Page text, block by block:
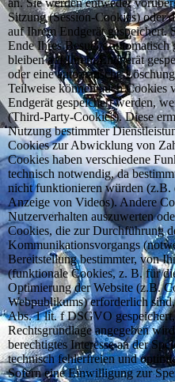
an. Sie werden entweder
Sitzung (Session-Cookies) oder
auf Ihrem Endgerät gespeichert.
Ende Ihres Besuchs
bleiben auf Ihrem Endgerät
oder eine automatische
Teilweise können auch Cookies
Endgerät gespeichert werden,
(Third-Party-Cookies). Diese
Nutzung bestimmter
Cookies zur Abwicklung von
Cookies haben verschiedene
technisch notwendig, da
nicht funktionieren würden
Anzeige von Videos). Andere
Nutzerverhalten auszuwerten
Cookies, die zur Durchführung
Kommunikationsvorgangs
Bereitstellung bestimmter, von
(funktionale Cookies, z. B. für
Optimierung der Website (z.B.
Webpublikums) erforderlich
Abs. 1 lit. f DSGVO
Rechtsgrundlage angegeben
berechtigtes Interesse an der
technisch fehlerfreien und
Sofern eine Einwilligung zur